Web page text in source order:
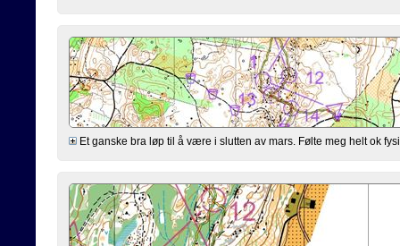
Et ganske bra løp til å være i slutten av mars. Følte meg helt ok